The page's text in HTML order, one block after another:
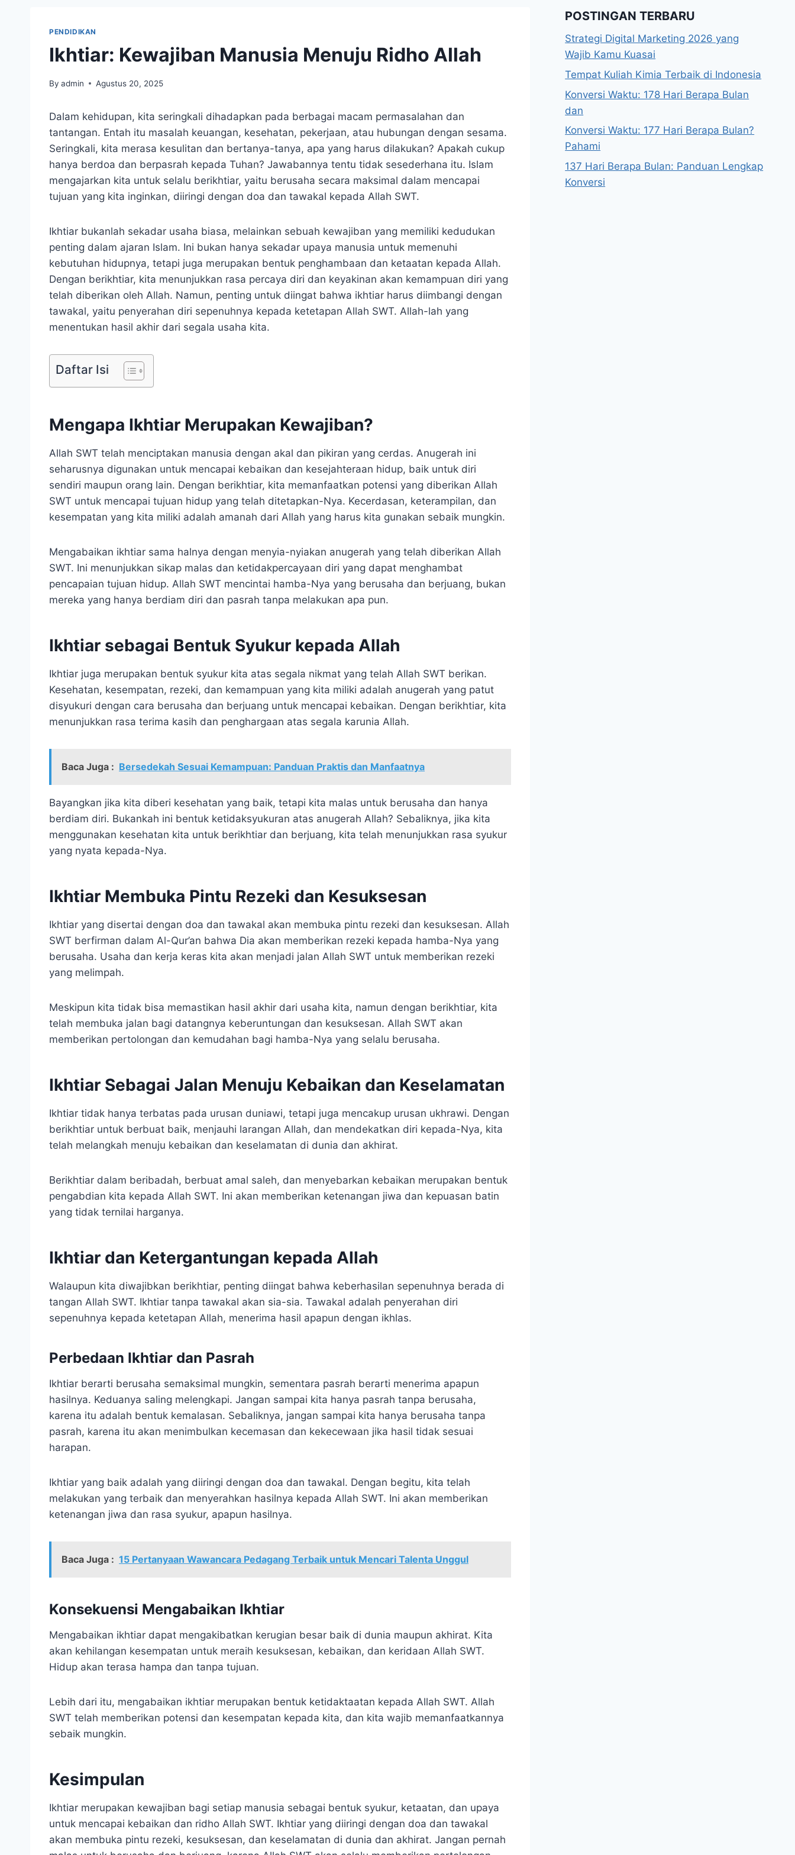
PENDIDIKAN
Ikhtiar: Kewajiban Manusia Menuju Ridho Allah
By admin Agustus 20, 2025
Dalam kehidupan, kita seringkali dihadapkan pada berbagai macam permasalahan dan
tantangan. Entah itu masalah keuangan, kesehatan, pekerjaan, atau hubungan dengan sesama.
Seringkali, kita merasa kesulitan dan bertanya-tanya, apa yang harus dilakukan? Apakah cukup
hanya berdoa dan berpasrah kepada Tuhan? Jawabannya tentu tidak sesederhana itu. Islam
mengajarkan kita untuk selalu berikhtiar, yaitu berusaha secara maksimal dalam mencapai
tujuan yang kita inginkan, diiringi dengan doa dan tawakal kepada Allah SWT.
Ikhtiar bukanlah sekadar usaha biasa, melainkan sebuah kewajiban yang memiliki kedudukan
penting dalam ajaran Islam. Ini bukan hanya sekadar upaya manusia untuk memenuhi
kebutuhan hidupnya, tetapi juga merupakan bentuk penghambaan dan ketaatan kepada Allah.
Dengan berikhtiar, kita menunjukkan rasa percaya diri dan keyakinan akan kemampuan diri yang
telah diberikan oleh Allah. Namun, penting untuk diingat bahwa ikhtiar harus diimbangi dengan
tawakal, yaitu penyerahan diri sepenuhnya kepada ketetapan Allah SWT. Allah-lah yang
menentukan hasil akhir dari segala usaha kita.
Daftar Isi
Mengapa Ikhtiar Merupakan Kewajiban?
Allah SWT telah menciptakan manusia dengan akal dan pikiran yang cerdas. Anugerah ini
seharusnya digunakan untuk mencapai kebaikan dan kesejahteraan hidup, baik untuk diri
sendiri maupun orang lain. Dengan berikhtiar, kita memanfaatkan potensi yang diberikan Allah
SWT untuk mencapai tujuan hidup yang telah ditetapkan-Nya. Kecerdasan, keterampilan, dan
kesempatan yang kita miliki adalah amanah dari Allah yang harus kita gunakan sebaik mungkin.
Mengabaikan ikhtiar sama halnya dengan menyia-nyiakan anugerah yang telah diberikan Allah
SWT. Ini menunjukkan sikap malas dan ketidakpercayaan diri yang dapat menghambat
pencapaian tujuan hidup. Allah SWT mencintai hamba-Nya yang berusaha dan berjuang, bukan
mereka yang hanya berdiam diri dan pasrah tanpa melakukan apa pun.
Ikhtiar sebagai Bentuk Syukur kepada Allah
Ikhtiar juga merupakan bentuk syukur kita atas segala nikmat yang telah Allah SWT berikan.
Kesehatan, kesempatan, rezeki, dan kemampuan yang kita miliki adalah anugerah yang patut
disyukuri dengan cara berusaha dan berjuang untuk mencapai kebaikan. Dengan berikhtiar, kita
menunjukkan rasa terima kasih dan penghargaan atas segala karunia Allah.
Baca Juga : Bersedekah Sesuai Kemampuan: Panduan Praktis dan Manfaatnya
Bayangkan jika kita diberi kesehatan yang baik, tetapi kita malas untuk berusaha dan hanya
berdiam diri. Bukankah ini bentuk ketidaksyukuran atas anugerah Allah? Sebaliknya, jika kita
menggunakan kesehatan kita untuk berikhtiar dan berjuang, kita telah menunjukkan rasa syukur
yang nyata kepada-Nya.
Ikhtiar Membuka Pintu Rezeki dan Kesuksesan
Ikhtiar yang disertai dengan doa dan tawakal akan membuka pintu rezeki dan kesuksesan. Allah
SWT berfirman dalam Al-Qur’an bahwa Dia akan memberikan rezeki kepada hamba-Nya yang
berusaha. Usaha dan kerja keras kita akan menjadi jalan Allah SWT untuk memberikan rezeki
yang melimpah.
Meskipun kita tidak bisa memastikan hasil akhir dari usaha kita, namun dengan berikhtiar, kita
telah membuka jalan bagi datangnya keberuntungan dan kesuksesan. Allah SWT akan
memberikan pertolongan dan kemudahan bagi hamba-Nya yang selalu berusaha.
Ikhtiar Sebagai Jalan Menuju Kebaikan dan Keselamatan
Ikhtiar tidak hanya terbatas pada urusan duniawi, tetapi juga mencakup urusan ukhrawi. Dengan
berikhtiar untuk berbuat baik, menjauhi larangan Allah, dan mendekatkan diri kepada-Nya, kita
telah melangkah menuju kebaikan dan keselamatan di dunia dan akhirat.
Berikhtiar dalam beribadah, berbuat amal saleh, dan menyebarkan kebaikan merupakan bentuk
pengabdian kita kepada Allah SWT. Ini akan memberikan ketenangan jiwa dan kepuasan batin
yang tidak ternilai harganya.
Ikhtiar dan Ketergantungan kepada Allah
Walaupun kita diwajibkan berikhtiar, penting diingat bahwa keberhasilan sepenuhnya berada di
tangan Allah SWT. Ikhtiar tanpa tawakal akan sia-sia. Tawakal adalah penyerahan diri
sepenuhnya kepada ketetapan Allah, menerima hasil apapun dengan ikhlas.
Perbedaan Ikhtiar dan Pasrah
Ikhtiar berarti berusaha semaksimal mungkin, sementara pasrah berarti menerima apapun
hasilnya. Keduanya saling melengkapi. Jangan sampai kita hanya pasrah tanpa berusaha,
karena itu adalah bentuk kemalasan. Sebaliknya, jangan sampai kita hanya berusaha tanpa
pasrah, karena itu akan menimbulkan kecemasan dan kekecewaan jika hasil tidak sesuai
harapan.
Ikhtiar yang baik adalah yang diiringi dengan doa dan tawakal. Dengan begitu, kita telah
melakukan yang terbaik dan menyerahkan hasilnya kepada Allah SWT. Ini akan memberikan
ketenangan jiwa dan rasa syukur, apapun hasilnya.
Baca Juga : 15 Pertanyaan Wawancara Pedagang Terbaik untuk Mencari Talenta Unggul
Konsekuensi Mengabaikan Ikhtiar
Mengabaikan ikhtiar dapat mengakibatkan kerugian besar baik di dunia maupun akhirat. Kita
akan kehilangan kesempatan untuk meraih kesuksesan, kebaikan, dan keridaan Allah SWT.
Hidup akan terasa hampa dan tanpa tujuan.
Lebih dari itu, mengabaikan ikhtiar merupakan bentuk ketidaktaatan kepada Allah SWT. Allah
SWT telah memberikan potensi dan kesempatan kepada kita, dan kita wajib memanfaatkannya
sebaik mungkin.
Kesimpulan
Ikhtiar merupakan kewajiban bagi setiap manusia sebagai bentuk syukur, ketaatan, dan upaya
untuk mencapai kebaikan dan ridho Allah SWT. Ikhtiar yang diiringi dengan doa dan tawakal
akan membuka pintu rezeki, kesuksesan, dan keselamatan di dunia dan akhirat. Jangan pernah
POSTINGAN TERBARU
Strategi Digital Marketing 2026 yang
Wajib Kamu Kuasai
Tempat Kuliah Kimia Terbaik di Indonesia
Konversi Waktu: 178 Hari Berapa Bulan
dan
Konversi Waktu: 177 Hari Berapa Bulan?
Pahami
137 Hari Berapa Bulan: Panduan Lengkap
Konversi